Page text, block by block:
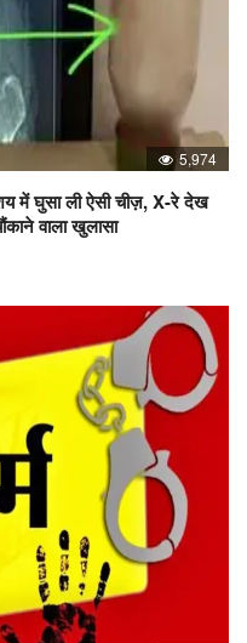
5,974
में घुसा ली ऐसी चीज़, X-रे देख
वाला खुलासा